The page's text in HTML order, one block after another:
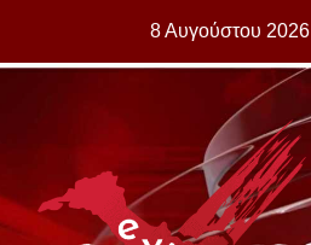
8 Αυγούστου 2026